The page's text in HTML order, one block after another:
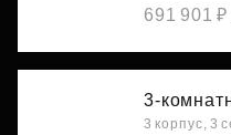
691 901 ₽
3-
3 корпус, 3